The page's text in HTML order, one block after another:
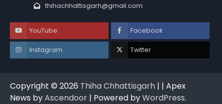
thihachhattisgarh@gmail.com
YouTube Facebook
Instagram Twitter
Copyright © 2026 Thiha Chhattisgarh | | Apex
News byAscendoor | Powered byWordPress.